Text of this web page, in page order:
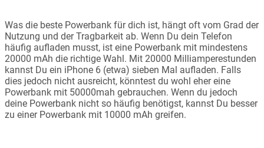
Was die beste Powerbank für dich ist, hängt oft vom Grad der
Nutzung und der Tragbarkeit ab. Wenn Du dein Telefon
häufig aufladen musst, ist eine Powerbank mit mindestens
20000 mAh die richtige Wahl. Mit 20000 Milliamperestunden
kannst Du ein iPhone 6 (etwa) sieben Mal aufladen. Falls
dies jedoch nicht ausreicht, könntest du wohl eher eine
Powerbank mit 50000mah gebrauchen. Wenn du jedoch
deine Powerbank nicht so häufig benötigst, kannst Du besser
zu einer Powerbank mit 10000 mAh greifen.